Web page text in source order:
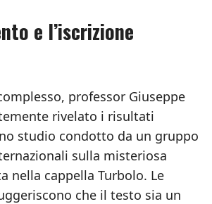
e l’iscrizione
professor Giuseppe
rivelato i risultati
studio condotto da un gruppo
sulla misteriosa
nella cappella Turbolo. Le
che il testo sia un